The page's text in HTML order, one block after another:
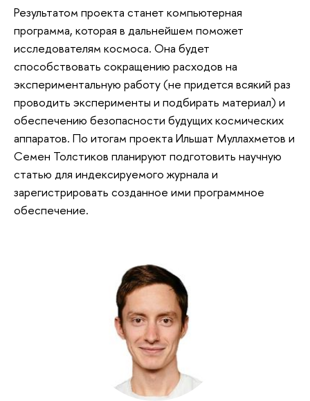
Результатом проекта станет компьютерная
программа, которая в дальнейшем поможет
исследователям космоса. Она будет
способствовать сокращению расходов на
экспериментальную работу (не придется всякий раз
проводить эксперименты и подбирать материал) и
обеспечению безопасности будущих космических
аппаратов. По итогам проекта Ильшат Муллахметов и
Семен Толстиков планируют подготовить научную
статью для индексируемого журнала и
зарегистрировать созданное ими программное
обеспечение.